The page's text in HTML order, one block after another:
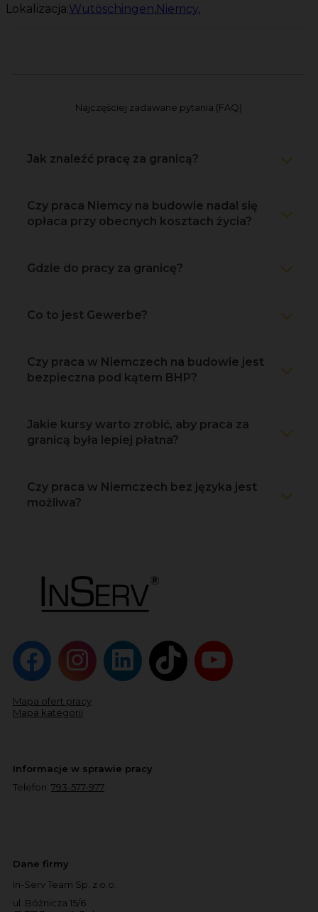
Lokalizacja:Wutöschingen,Niemcy,
Najczęściej zadawane pytania (FAQ)
Jak znaleźć pracę za granicą?
Czy praca Niemcy na budowie nadal się
opłaca przy obecnych kosztach życia?
Gdzie do pracy za granicę?
Co to jest Gewerbe?
Czy praca w Niemczech na budowie jest
bezpieczna pod kątem BHP?
Jakie kursy warto zrobić, aby praca za
granicą była lepiej płatna?
Czy praca w Niemczech bez języka jest
możliwa?
Mapa ofert pracy
Mapa kategorii
Informacje w sprawie pracy
Telefon: 793-577-977
Dane firmy
In-Serv Team Sp. z o.o.
ul. Bóżnicza 15/6